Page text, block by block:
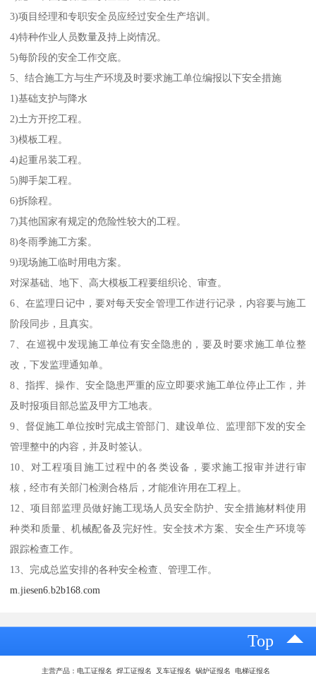
3)项目经理和专职安全员应经过安全生产培训。
4)特种作业人员数量及持上岗情况。
5)每阶段的安全工作交底。
5、结合施工方与生产环境及时要求施工单位编报以下安全措施
1)基础支护与降水
2)土方开挖工程。
3)模板工程。
4)起重吊装工程。
5)脚手架工程。
6)拆除程。
7)其他国家有规定的危险性较大的工程。
8)冬雨季施工方案。
9)现场施工临时用电方案。
对深基础、地下、高大模板工程要组织论、审查。
6、在监理日记中，要对每天安全管理工作进行记录，内容要与施工
阶段同步，且真实。
7、在巡视中发现施工单位有安全隐患的，要及时要求施工单位整
改，下发监理通知单。
8、指挥、操作、安全隐患严重的应立即要求施工单位停止工作，并
及时报项目部总监及甲方工地表。
9、督促施工单位按时完成主管部门、建设单位、监理部下发的安全
管理整中的内容，并及时签认。
10、对工程项目施工过程中的各类设备，要求施工报审并进行审
核，经市有关部门检测合格后，才能准许用在工程上。
12、项目部监理员做好施工现场人员安全防护、安全措施材料使用
种类和质量、机械配备及完好性。安全技术方案、安全生产环境等
跟踪检查工作。
13、完成总监安排的各种安全检查、管理工作。
m.jiesen6.b2b168.com
Top
主营产品：电工证报名 焊工证报名 叉车证报名 锅炉证报名 电梯证报名